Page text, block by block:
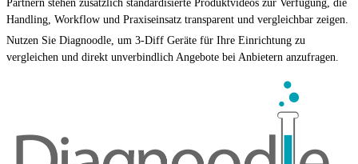
Partnern stehen zusätzlich standardisierte Produktvideos zur Verfügung, die
Handling, Workflow und Praxiseinsatz transparent und vergleichbar zeigen.
Nutzen Sie Diagnoodle, um 3-Diff Geräte für Ihre Einrichtung zu
vergleichen und direkt unverbindlich Angebote bei Anbietern anzufragen.